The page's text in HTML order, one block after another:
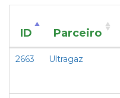
ID Parceiro
2663 Ultragaz